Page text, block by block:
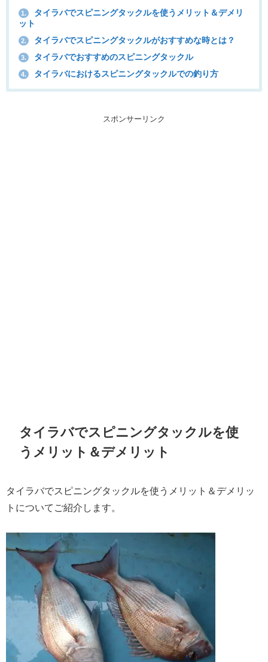
1.
タイラバでスピニングタックルを使うメリット＆デメリ
ット
2. タイラバでスピニングタックルがおすすめな時とは？
3. タイラバでおすすめのスピニングタックル
4. タイラバにおけるスピニングタックルでの釣り方
スポンサーリンク
タイラバでスピニングタックルを使
うメリット＆デメリット
タイラバでスピニングタックルを使うメリット＆デメリッ
トについてご紹介します。